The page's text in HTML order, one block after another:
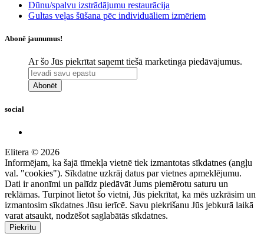
Dūnu/spalvu izstrādājumu restaurācija
Gultas veļas šūšana pēc individuāliem izmēriem
Abonē jaunumus!
Ar šo Jūs piekrītat saņemt tiešā marketinga piedāvājumus.
Abonēt
social
Elitera © 2026
Informējam, ka šajā tīmekļa vietnē tiek izmantotas sīkdatnes (angļu
val. "cookies"). Sīkdatne uzkrāj datus par vietnes apmeklējumu.
Dati ir anonīmi un palīdz piedāvāt Jums piemērotu saturu un
reklāmas. Turpinot lietot šo vietni, Jūs piekrītat, ka mēs uzkrāsim un
izmantosim sīkdatnes Jūsu ierīcē. Savu piekrišanu Jūs jebkurā laikā
varat atsaukt, nodzēšot saglabātās sīkdatnes.
Piekrītu